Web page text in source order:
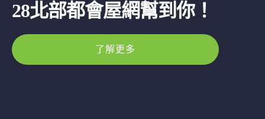
28北部都會屋網幫到你！
了解更多